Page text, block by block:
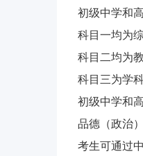
初级中学和
科目一均为
科目二均为
科目三为学
初级中学和
品德（政治
考生可通过